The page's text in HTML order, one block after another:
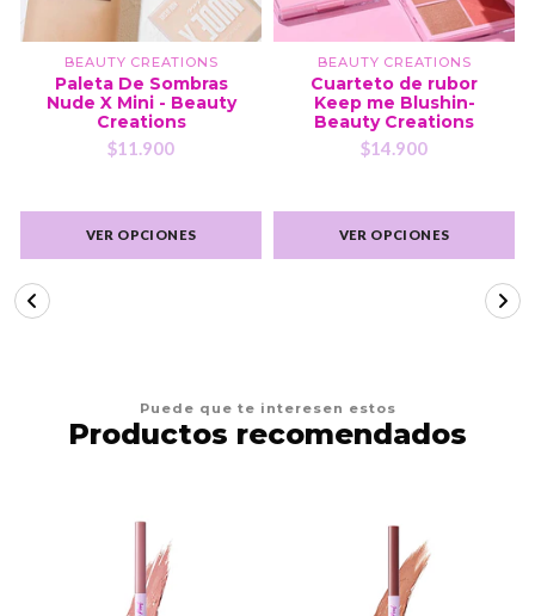
BEAUTY CREATIONS
Paleta De Sombras
Nude X Mini - Beauty
Creations
$11.900
VER OPCIONES
BEAUTY CREATIONS
Cuarteto de rubor
Keep me Blushin-
Beauty Creations
$14.900
VER OPCIONES
Puede que te interesen estos
Productos recomendados